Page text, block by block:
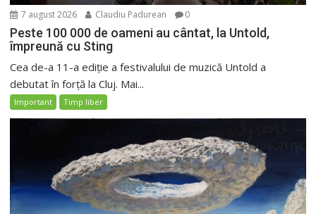
7 august 2026 Claudiu Padurean 0
Peste 100 000 de oameni au cântat, la Untold,
împreună cu Sting
Cea de-a 11-a ediție a festivalului de muzică Untold a
debutat în forță la Cluj. Mai...
Important Timp liber